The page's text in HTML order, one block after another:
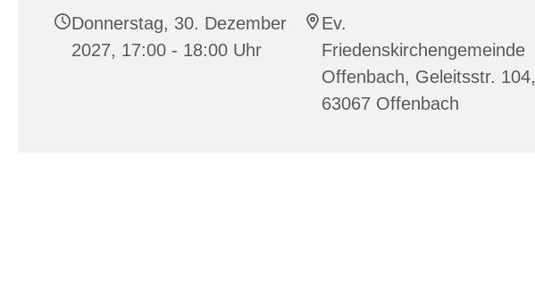
Donnerstag, 30. Dezember
2027, 17:00 - 18:00 Uhr
Ev.
Friedenskirchengemeinde
Offenbach, Geleitsstr. 104,
63067 Offenbach